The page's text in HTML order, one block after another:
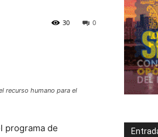
0
30
recurso humano para el
programa de